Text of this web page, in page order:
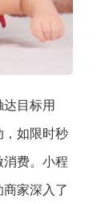
目标用
，如限时秒
消费。小程
家深入了